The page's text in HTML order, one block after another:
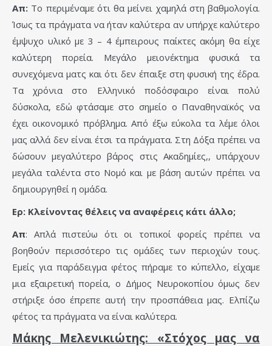
Απ: Το περιμέναμε ότι θα μείνει χαμηλά στη βαθμολογία.
Ίσως τα πράγματα να ήταν καλύτερα αν υπήρχε καλύτερο
έμψυχο υλικό με 3 – 4 έμπειρους παίκτες ακόμη θα είχε
καλύτερη πορεία. Μεγάλο μειονέκτημα φυσικά τα
συνεχόμενα ματς και ότι δεν έπαιξε στη φυσική της έδρα.
Τα χρόνια στο Ελληνικό ποδόσφαιρο είναι πολύ
δύσκολα, εδώ φτάσαμε στο σημείο ο Παναθηναϊκός να
έχει οικονομικό πρόβλημα. Από έξω εύκολα τα λέμε όλοι
μας αλλά δεν είναι έτσι τα πράγματα. Στη Δόξα πρέπει να
δώσουν μεγαλύτερο βάρος στις Ακαδημίες,, υπάρχουν
μεγάλα ταλέντα στο Νομό και με βάση αυτών πρέπει να
δημιουργηθεί η ομάδα.
Ερ: Κλείνοντας θέλεις να αναφέρεις κάτι άλλο;
Απ: Απλά πιστεύω ότι οι τοπικοί φορείς πρέπει να
βοηθούν περισσότερο τις ομάδες των περιοχών τους.
Εμείς για παράδειγμα φέτος πήραμε το κύπελλο, είχαμε
μια εξαιρετική πορεία, ο Δήμος Νευροκοπίου όμως δεν
στήριξε όσο έπρεπε αυτή την προσπάθεια μας. Ελπίζω
φέτος τα πράγματα να είναι καλύτερα.
Μάκης Μελενικιώτης: «Στόχος μας να